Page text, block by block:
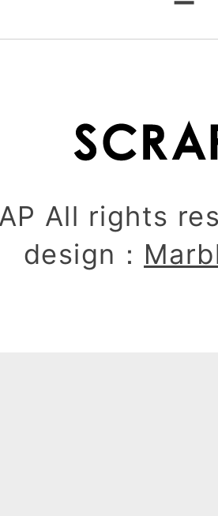
All rights
design：